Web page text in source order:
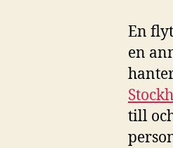
En
en
till